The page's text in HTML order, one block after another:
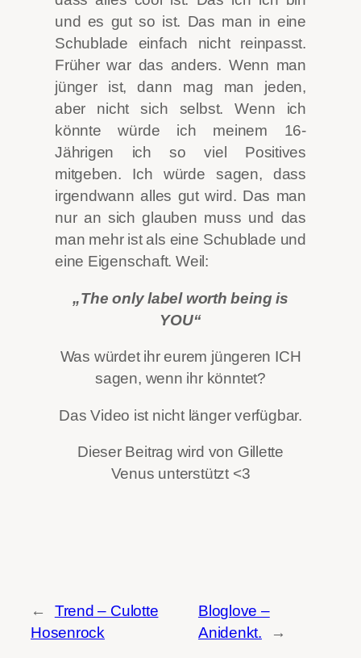
und es gut so ist. Das man in eine
Schublade einfach nicht reinpasst.
Früher war das anders. Wenn man
jünger ist, dann mag man jeden,
aber nicht sich selbst. Wenn ich
könnte würde ich meinem 16-
Jährigen ich so viel Positives
mitgeben. Ich würde sagen, dass
irgendwann alles gut wird. Das man
nur an sich glauben muss und das
man mehr ist als eine Schublade und
eine Eigenschaft. Weil:
„The only label worth being is
YOU“
Was würdet ihr eurem jüngeren ICH
sagen, wenn ihr könntet?
Das Video ist nicht länger verfügbar.
Dieser Beitrag wird von Gillette
Venus unterstützt <3
←
Trend – Culotte
Hosenrock
Bloglove –
Anidenkt.
→